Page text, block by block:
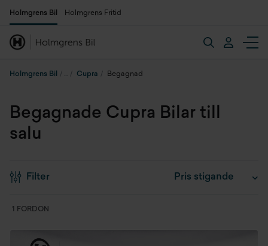
Holmgrens Bil Holmgrens Fritid
Holmgrens Bil Cupra Begagnad
Begagnade Cupra Bilar till
salu
Filter
1 FORDON